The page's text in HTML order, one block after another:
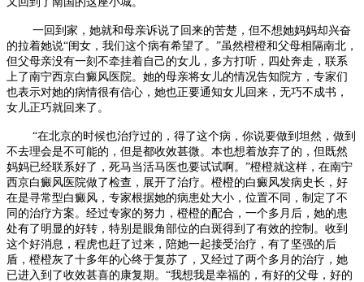
一回到家，她就和母亲诉说了回来的苦楚，但不想她妈妈却兴奋
的拉着她说“闺女，我们这个病有希望了。”虽然橙橙和父母相隔南北，
但父母亲没有一刻不牵挂着自己的女儿，多方打听，四处奔走，联系
上了南宁西京白癜风医院。她的母亲将女儿的情况告知院方，专家们
也表示对她的病情很有信心，她也正要通知女儿回来，无巧不成书，
女儿正巧就回来了。
“在北京的时候也治疗过的，得了这个病，你说要做到坦然，做到
不去理会是不可能的，但是都收效甚微。本也想着放弃了的，但既然
妈妈已经联系好了，死马当活马医也要试试啊。”橙橙就这样，在南宁
西京白癜风医院做了检查，展开了治疗。橙橙的白癜风发病史长，好
在是寻常型白癜风，专家根据她的病患处大小，位置不同，制定了不
同的治疗方案。经过专家的努力，橙橙的配合，一个多月后，她的患
处有了明显的好转，特别是眼角部位的白斑得到了有效的控制。收到
这个好消息，程虎也赶了过来，陪她一起接受治疗，有了坚强的后
盾，橙橙灰了十多年的心终于复苏了，又经过了两个多月的治疗，她
已进入到了收效甚喜的康复期。“我想我是幸福的，有好的父母，好的